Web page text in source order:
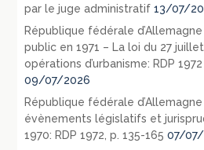
par le juge administratif 13/07/
République fédérale
public en 1971 – La loi du 27
opérations d’urbanisme: RDP
09/07/2026
République fédérale
évènements législatifs et
1970: RDP 1972, p. 135-165 07/